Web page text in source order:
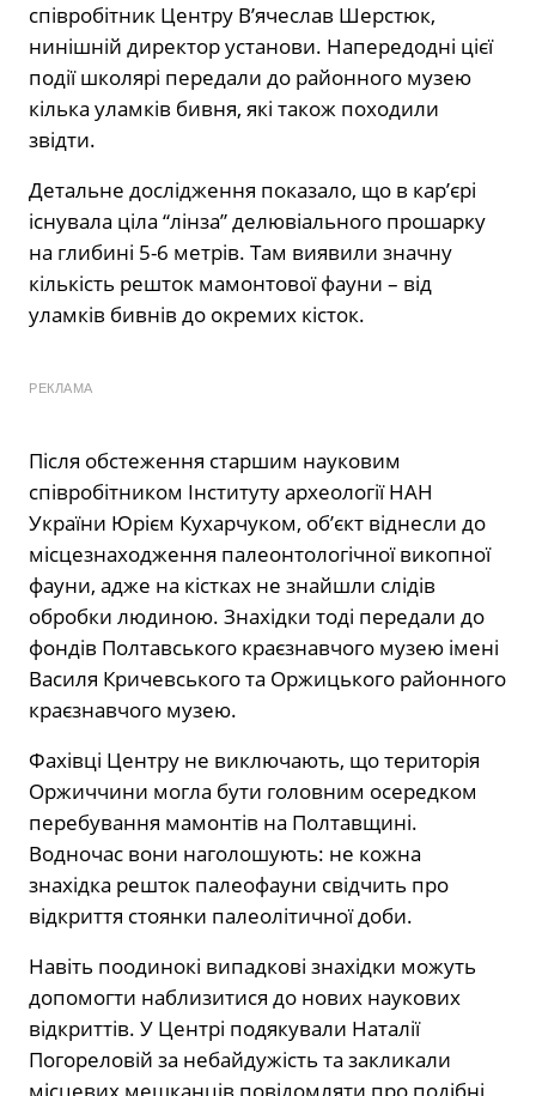
співробітник Центру В’ячеслав Шерстюк,
нинішній директор установи. Напередодні цієї
події школярі передали до районного музею
кілька уламків бивня, які також походили
звідти.
Детальне дослідження показало, що в кар’єрі
існувала ціла “лінза” делювіального прошарку
на глибині 5-6 метрів. Там виявили значну
кількість решток мамонтової фауни – від
уламків бивнів до окремих кісток.
РЕКЛАМА
Після обстеження старшим науковим
співробітником Інституту археології НАН
України Юрієм Кухарчуком, об’єкт віднесли до
місцезнаходження палеонтологічної викопної
фауни, адже на кістках не знайшли слідів
обробки людиною. Знахідки тоді передали до
фондів Полтавського краєзнавчого музею імені
Василя Кричевського та Оржицького районного
краєзнавчого музею.
Фахівці Центру не виключають, що територія
Оржиччини могла бути головним осередком
перебування мамонтів на Полтавщині.
Водночас вони наголошують: не кожна
знахідка решток палеофауни свідчить про
відкриття стоянки палеолітичної доби.
Навіть поодинокі випадкові знахідки можуть
допомогти наблизитися до нових наукових
відкриттів. У Центрі подякували Наталії
Погореловій за небайдужість та закликали